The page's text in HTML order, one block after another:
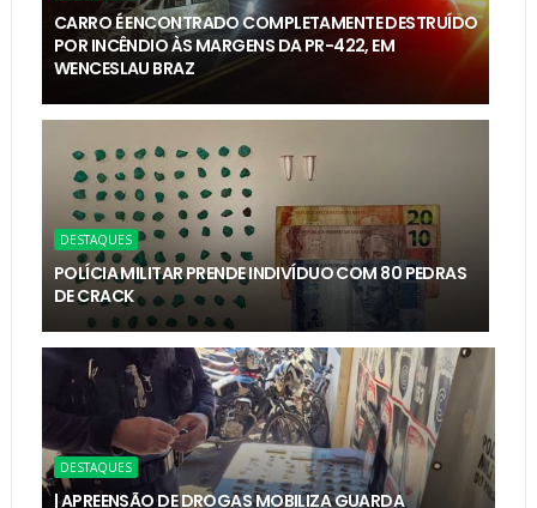
CARRO É ENCONTRADO COMPLETAMENTE DESTRUÍDO
POR INCÊNDIO ÀS MARGENS DA PR-422, EM
WENCESLAU BRAZ
DESTAQUES
POLÍCIA MILITAR PRENDE INDIVÍDUO COM 80 PEDRAS
DE CRACK
DESTAQUES
| APREENSÃO DE DROGAS MOBILIZA GUARDA